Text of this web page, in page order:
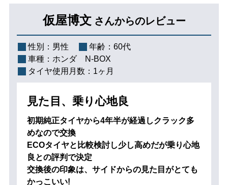
仮屋博文 さんからのレビュー
性別： 男性 年齢： 60代
車種： ホンダ N-BOX
タイヤ使用月数： 1ヶ月
見た目、乗り心地良
初期純正タイヤから4年半が経過しクラック多
めなので交換
ECOタイヤと比較検討し少し高めだが乗り心地
良との評判で決定
交換後の印象は、サイドからの見た目がとても
かっこいい!